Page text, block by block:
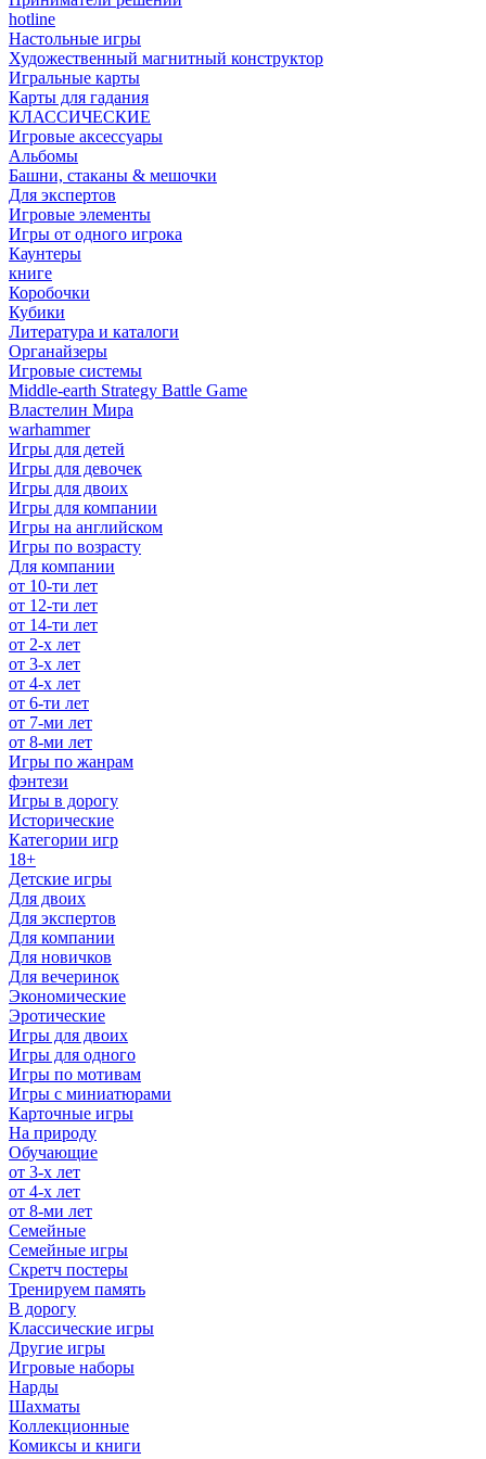
hotline
Настольные игры
Художественный магнитный конструктор
Игральные карты
Карты для гадания
КЛАССИЧЕСКИЕ
Игровые аксессуары
Альбомы
Башни, стаканы & мешочки
Для экспертов
Игровые элементы
Игры от одного игрока
Каунтеры
книге
Коробочки
Кубики
Литература и каталоги
Органайзеры
Игровые системы
Middle-earth Strategy Battle Game
Властелин Мира
warhammer
Игры для детей
Игры для девочек
Игры для двоих
Игры для компании
Игры на английском
Игры по возрасту
Для компании
от 10-ти лет
от 12-ти лет
от 14-ти лет
от 2-х лет
от 3-х лет
от 4-х лет
от 6-ти лет
от 7-ми лет
от 8-ми лет
Игры по жанрам
фэнтези
Игры в дорогу
Исторические
Категории игр
18+
Детские игры
Для двоих
Для экспертов
Для компании
Для новичков
Для вечеринок
Экономические
Эротические
Игры для двоих
Игры для одного
Игры по мотивам
Игры с миниатюрами
Карточные игры
На природу
Обучающие
от 3-х лет
от 4-х лет
от 8-ми лет
Семейные
Семейные игры
Скретч постеры
Тренируем память
В дорогу
Классические игры
Другие игры
Игровые наборы
Нарды
Шахматы
Коллекционные
Комиксы и книги